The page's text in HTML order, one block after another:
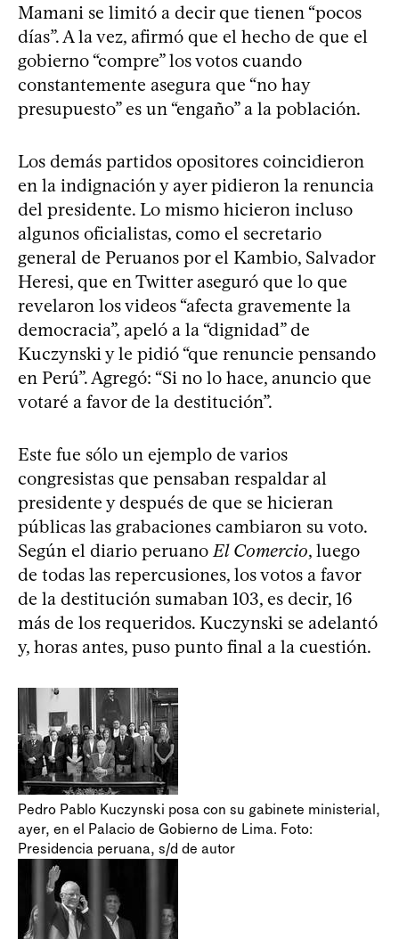
Mamani se limitó a decir que tienen “pocos
días”. A la vez, afirmó que el hecho de que el
gobierno “compre” los votos cuando
constantemente asegura que “no hay
presupuesto” es un “engaño” a la población.
Los demás partidos opositores coincidieron
en la indignación y ayer pidieron la renuncia
del presidente. Lo mismo hicieron incluso
algunos oficialistas, como el secretario
general de Peruanos por el Kambio, Salvador
Heresi, que en Twitter aseguró que lo que
revelaron los videos “afecta gravemente la
democracia”, apeló a la “dignidad” de
Kuczynski y le pidió “que renuncie pensando
en Perú”. Agregó: “Si no lo hace, anuncio que
votaré a favor de la destitución”.
Este fue sólo un ejemplo de varios
congresistas que pensaban respaldar al
presidente y después de que se hicieran
públicas las grabaciones cambiaron su voto.
Según el diario peruano El Comercio, luego
de todas las repercusiones, los votos a favor
de la destitución sumaban 103, es decir, 16
más de los requeridos. Kuczynski se adelantó
y, horas antes, puso punto final a la cuestión.
Pedro Pablo Kuczynski posa con su gabinete ministerial,
ayer, en el Palacio de Gobierno de Lima. Foto:
Presidencia peruana, s/d de autor